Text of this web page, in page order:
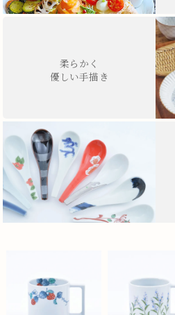
柔らかく
優しい手描き